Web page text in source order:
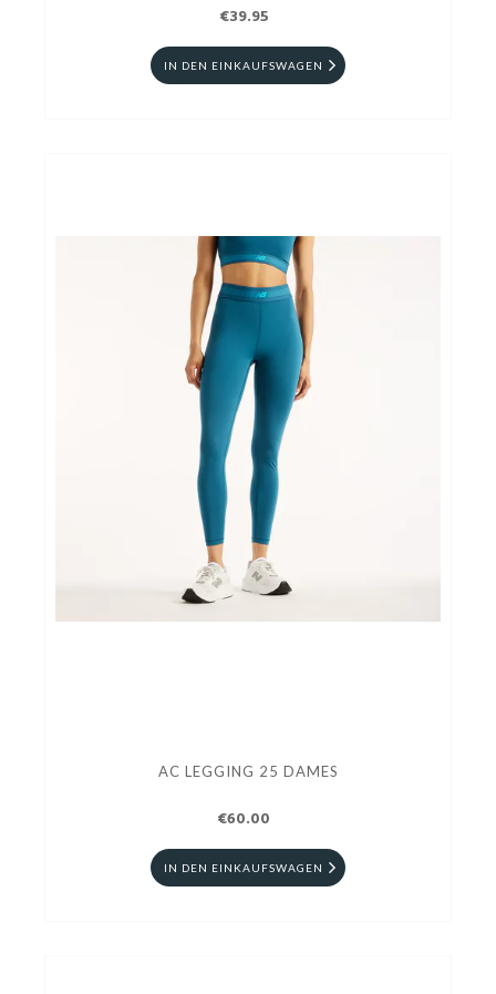
€39.95
IN DEN EINKAUFSWAGEN
AC LEGGING 25 DAMES
€60.00
IN DEN EINKAUFSWAGEN